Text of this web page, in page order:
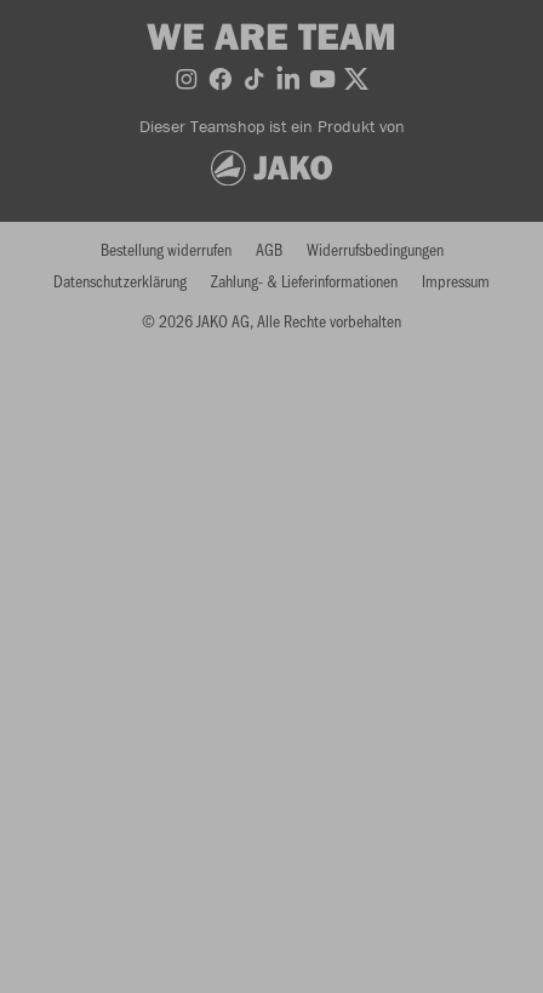
WE ARE TEAM
Dieser Teamshop ist ein Produkt von
© 2026 JAKO AG, Alle Rechte vorbehalten
Bestellung widerrufen AGB
Widerrufsbedingungen
Datenschutzerklärung
Zahlung- & Lieferinformationen Impressum